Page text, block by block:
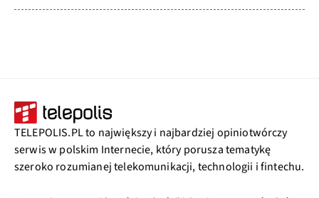
TELEPOLIS.PL to największy i najbardziej opiniotwórczy
serwis w polskim Internecie, który porusza tematykę
szeroko rozumianej telekomunikacji, technologii i fintechu.